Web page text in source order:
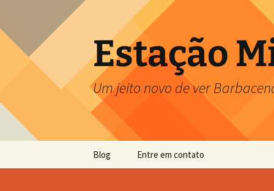
o
conteúdo
Estação
Um jeito novo de ver
Blog Entre em contato